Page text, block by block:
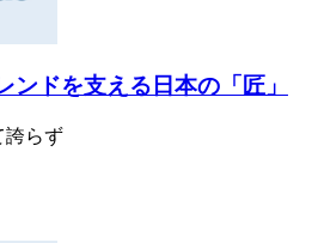
ンドを支える日本の「匠」
誇らず